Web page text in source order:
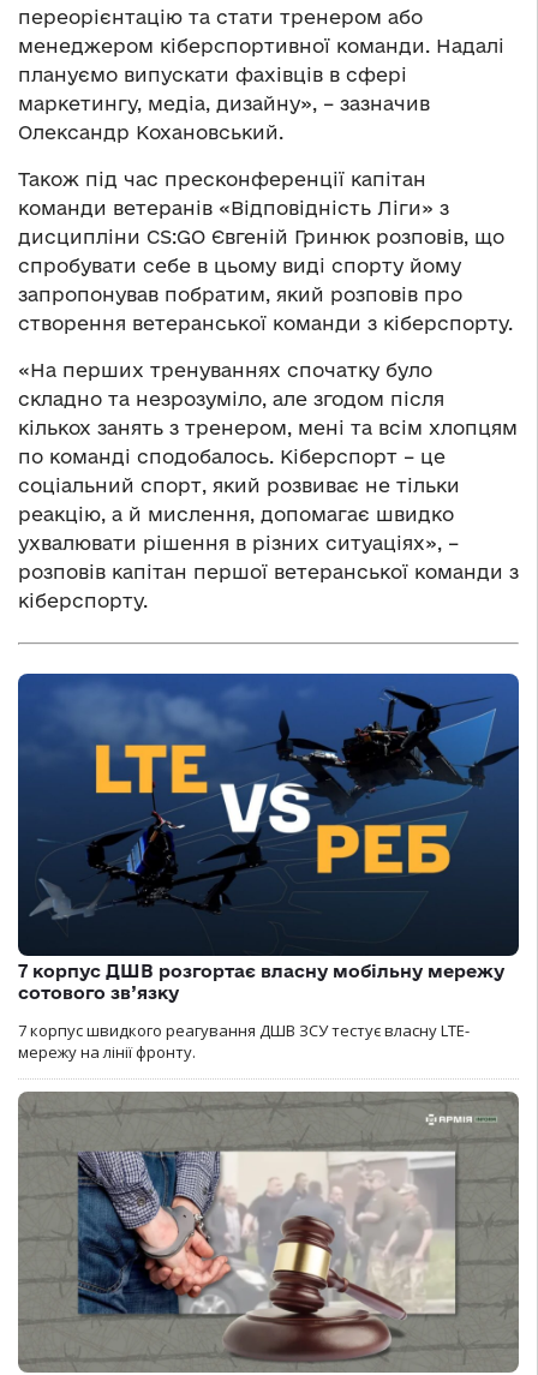
переорієнтацію та стати тренером або
менеджером кіберспортивної команди. Надалі
плануємо випускати фахівців в сфері
маркетингу, медіа, дизайну», – зазначив
Олександр Кохановський.
Також під час пресконференції капітан
команди ветеранів «Відповідність Ліги» з
дисципліни CS:GO Євгеній Гринюк розповів, що
спробувати себе в цьому виді спорту йому
запропонував побратим, який розповів про
створення ветеранської команди з кіберспорту.
«На перших тренуваннях спочатку було
складно та незрозуміло, але згодом після
кількох занять з тренером, мені та всім хлопцям
по команді сподобалось. Кіберспорт – це
соціальний спорт, який розвиває не тільки
реакцію, а й мислення, допомагає швидко
ухвалювати рішення в різних ситуаціях», –
розповів капітан першої ветеранської команди з
кіберспорту.
7 корпус ДШВ розгортає власну мобільну мережу
сотового зв’язку
7 корпус швидкого реагування ДШВ ЗСУ тестує власну LTE-
мережу на лінії фронту.